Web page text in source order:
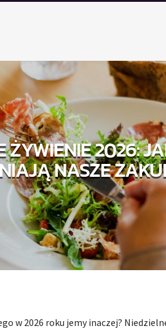
ŻYWIENIE 2026:
NASZE
w 2026 roku jemy inaczej?